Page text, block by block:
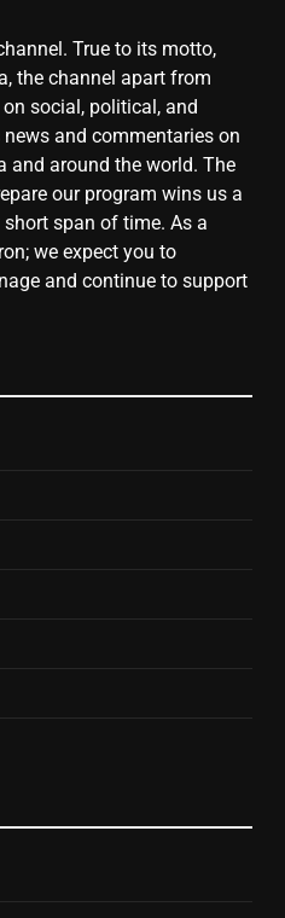
पहले लालू परिवार पर बड़ा झटका,
कोर्ट ने IRCTC घोटाले में आरोप
True to its motto,
the channel apart from
social, political, and
and commentaries on
and around the world. The
our program wins us a
span of time. As a
we expect you to
and continue to support